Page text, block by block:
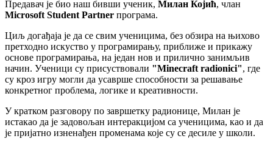
Предавач је био наш бивши ученик, Милан Којић, члан
Microsoft Student Partner програма.
Циљ догађаја је да се свим ученицима, без обзира на њихово
претходно искуство у програмирању, приближе и прикажу
основе програмирања, на један нов и прилично занимљив
начин. Ученици су присуствовали "Minecraft radionici", где
су кроз игру могли да усаврше способности за решавање
конкретног проблема, логике и креативности.
У кратком разговору по завршетку радионице, Милан је
истакао да је задовољан интеракцијом са ученицима, као и да
је пријатно изненађен променама које су се десиле у школи.